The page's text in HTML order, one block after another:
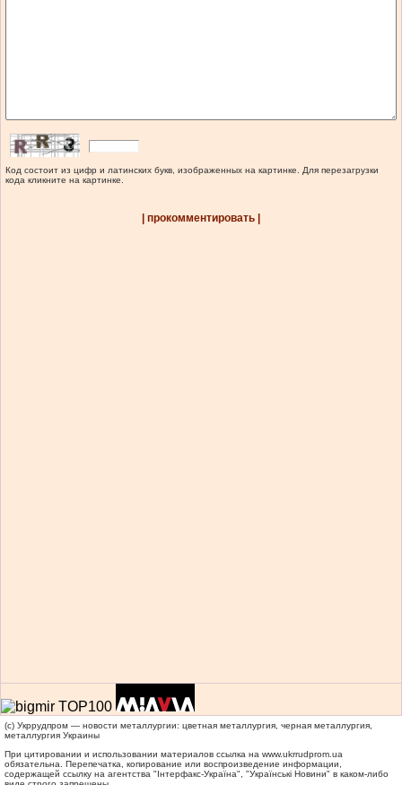
Код состоит из цифр и латинских букв, изображенных на картинке. Для перезагрузки
кода кликните на картинке.
| прокомментировать |
(c) Укррудпром — новости металлургии: цветная металлургия, черная металлургия,
металлургия Украины
При цитировании и использовании материалов ссылка на www.ukrrudprom.ua
обязательна. Перепечатка, копирование или воспроизведение информации,
содержащей ссылку на агентства "Iнтерфакс-Україна", "Українськi Новини" в каком-либо